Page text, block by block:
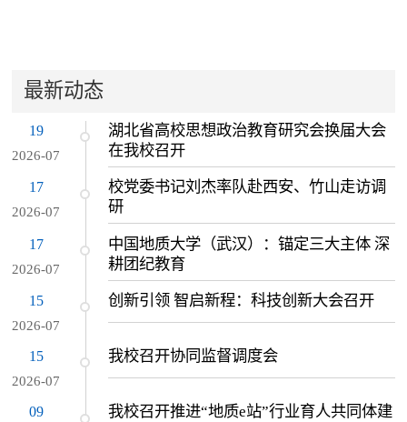
最新动态
19
2026-07
湖北省高校思想政治教育研究会换届大会
在我校召开
17
2026-07
校党委书记刘杰率队赴西安、竹山走访调
研
17
2026-07
中国地质大学（武汉）：锚定三大主体 深
耕团纪教育
15
2026-07
创新引领 智启新程：科技创新大会召开
15
2026-07
我校召开协同监督调度会
09
我校召开推进“地质e站”行业育人共同体建